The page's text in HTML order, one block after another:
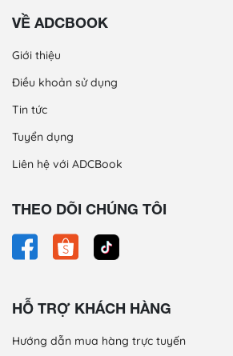
VỀ ADCBOOK
Giới thiệu
Điều khoản sử dụng
Tin tức
Tuyển dụng
Liên hệ với ADCBook
THEO DÕI CHÚNG TÔI
HỖ TRỢ KHÁCH HÀNG
Hướng dẫn mua hàng trực tuyến